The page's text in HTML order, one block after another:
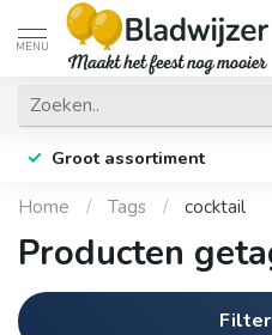
MENU
Groot assortiment
Home / Tags / cocktail
Producten